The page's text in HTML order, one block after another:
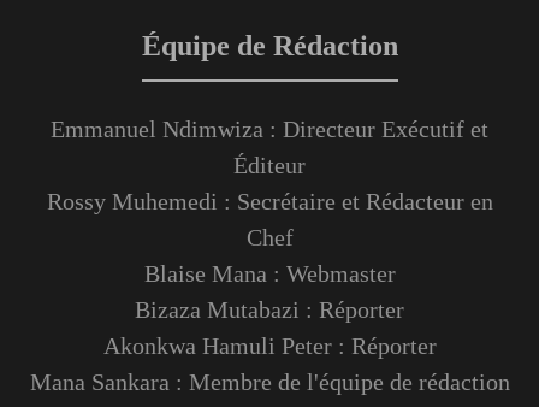
Équipe de Rédaction
Emmanuel Ndimwiza : Directeur Exécutif et
Éditeur
Rossy Muhemedi : Secrétaire et Rédacteur en
Chef
Blaise Mana : Webmaster
Bizaza Mutabazi : Réporter
Akonkwa Hamuli Peter : Réporter
Mana Sankara : Membre de l'équipe de rédaction